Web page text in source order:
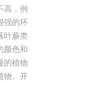
高，例
强的环
叶蕨类
颜色和
的植物
物。开